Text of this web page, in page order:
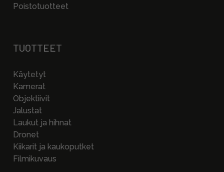
Poistotuotteet
TUOTTEET
Käytetyt
Kamerat
Objektiivit
Jalustat
Laukut ja hihnat
Dronet
Kiikarit ja kaukoputket
Filmikuvaus